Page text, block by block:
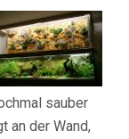
sauber
an der Wand,